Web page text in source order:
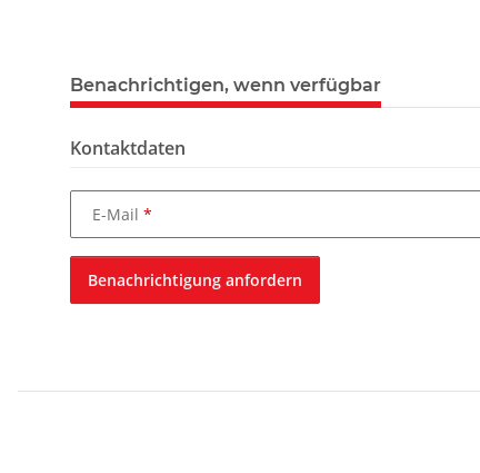
weitere Registerkarten anzeigen
Benachrichtigen, wenn verfügbar
Kontaktdaten
E-Mail
Benachrichtigung anfordern